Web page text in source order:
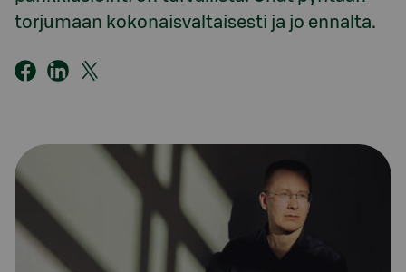
torjumaan kokonaisvaltaisesti ja jo ennalta.